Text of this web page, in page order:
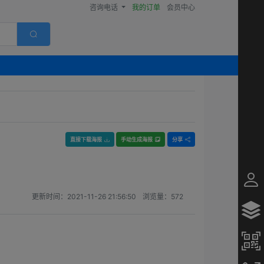
咨询电话 我的订单 会员中心
直接下载海报 手动生成海报 分享
更新时间： 2021-11-26 21:56:50 浏览量： 572